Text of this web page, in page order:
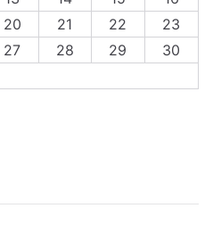
20 21 22
23
27 28 29
30